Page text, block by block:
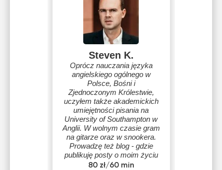
Steven K.
Oprócz nauczania języka
angielskiego ogólnego w
Polsce, Bośni i
Zjednoczonym Królestwie,
uczyłem także akademickich
umiejętności pisania na
University of Southampton w
Anglii. W wolnym czasie gram
na gitarze oraz w snookera.
Prowadzę też blog - gdzie
publikuję posty o moim życiu
w Polsce.
80 zł/60 min